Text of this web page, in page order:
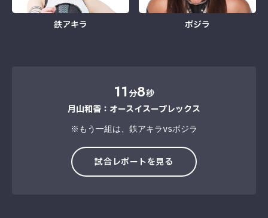
鉄アキラ ボジラ
11分8秒
月山和香：オースイスープレックス
※もう一組は、鉄アキラvsボジラ
試合レポートを見る